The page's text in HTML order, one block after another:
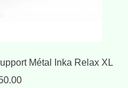
Métal Inka Relax XL